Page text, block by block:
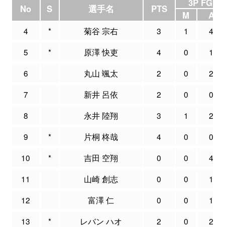
No S 選手名 PTS
M
A
4 * 菊谷 宗右 3 1
4
5
* 原澤 快吏 4 0
1
6
丸山 颯太 2 0
2
7
新井 呂依 2 0
0
8
永井 陸翔 3 1
2
9
* 片桐 柊哉 4 0
0
10
* 吉田 空翔 0 0
4
11
山崎 創志 0 0
1
12
富澤 仁 0 0
1
13
* レバン ハオ 2 0
2